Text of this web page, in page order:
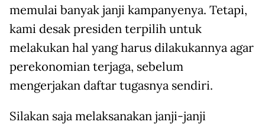
memulai banyak janji kampanyenya. Tetapi,
kami desak presiden terpilih untuk
melakukan hal yang harus dilakukannya agar
perekonomian terjaga, sebelum
mengerjakan daftar tugasnya sendiri.
Silakan saja melaksanakan janji-janji